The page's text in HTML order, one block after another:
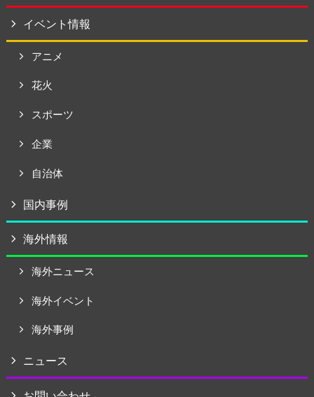
イベント情報
アニメ
花火
スポーツ
企業
自治体
国内事例
海外情報
海外ニュース
海外イベント
海外事例
ニュース